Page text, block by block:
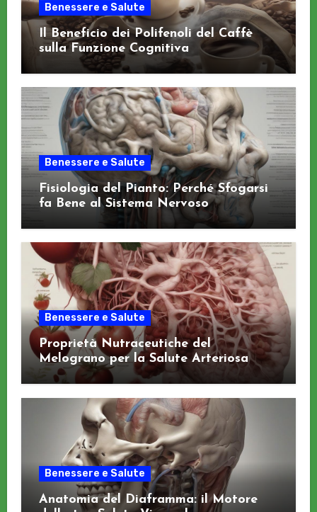
Benessere e Salute
Il Beneficio dei Polifenoli del Caffè
sulla Funzione Cognitiva
Benessere e Salute
Fisiologia del Pianto: Perché Sfogarsi
fa Bene al Sistema Nervoso
Benessere e Salute
Proprietà Nutraceutiche del
Melograno per la Salute Arteriosa
Benessere e Salute
Anatomia del Diaframma: il Motore